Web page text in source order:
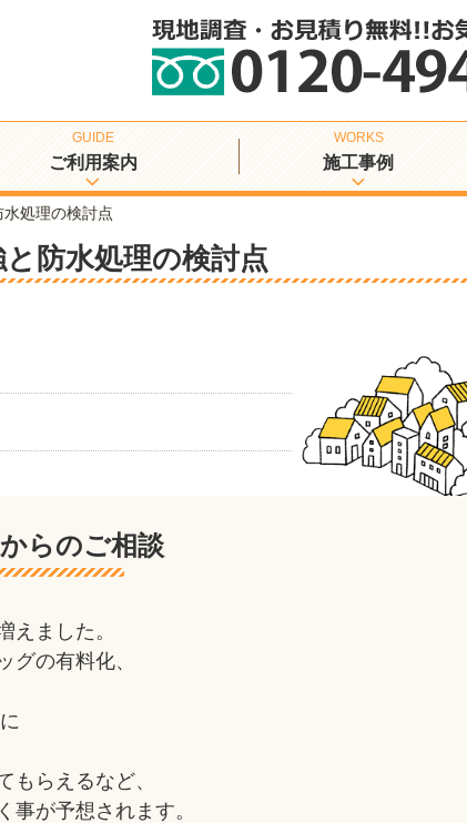
ご利用案内 施工事例
処理の検討点
防水処理の検討点
らのご相談
えました。
グの有料化、
もらえるなど、
事が予想されます。